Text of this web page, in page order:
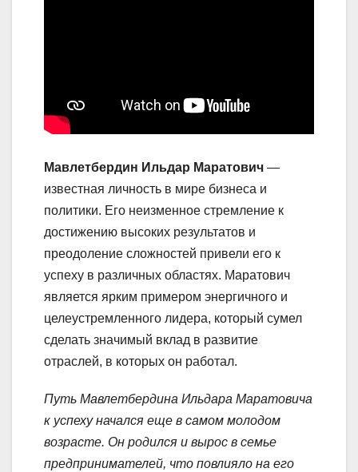
Мавлетбердин Ильдар Маратович —
известная личность в мире бизнеса и
политики. Его неизменное стремление к
достижению высоких результатов и
преодоление сложностей привели его к
успеху в различных областях. Маратович
является ярким примером энергичного и
целеустремленного лидера, который сумел
сделать значимый вклад в развитие
отраслей, в которых он работал.
Путь Мавлетбердина Ильдара Маратовича
к успеху начался еще в самом молодом
возрасте. Он родился и вырос в семье
предпринимателей, что повлияло на его